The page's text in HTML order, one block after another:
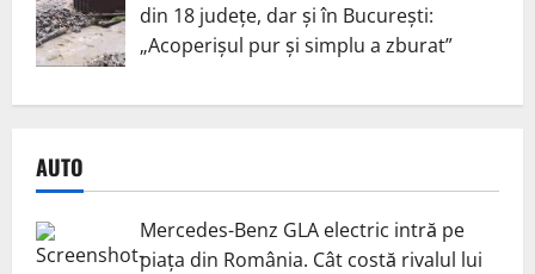
din 18 județe, dar și în București:
„Acoperișul pur și simplu a zburat”
AUTO
Mercedes-Benz GLA electric intră pe
piața din România. Cât costă rivalul lui